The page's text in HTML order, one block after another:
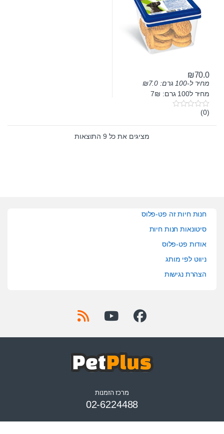
₪70.0
מחיר ל-100 גרם: ₪7.0
מחיר ל100 גרם: 7₪
0
u
(0)
מציגים את כל ⁦9⁩ התוצאות
חנות חיות זה פט-פלוס
סיטונאות חנות חיות
אודות פט-פלוס
ניווט לפי מותג
הצהרת נגישות
מרכז הזמנות
02-6224488